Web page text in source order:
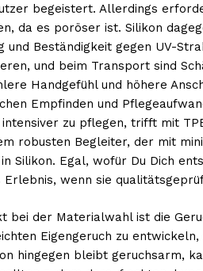
begeistert. Allerdings
da es poröser ist. Silikon
und Beständigkeit gegen UV-
und beim Transport sind
Handgefühl und höhere
Empfinden und
zu pflegen, trifft mit
robusten Begleiter, der mit
Silikon. Egal, wofür Du Dich
Erlebnis, wenn sie
bei der Materialwahl ist die
Eigengeruch zu
hingegen bleibt geruchsarm,